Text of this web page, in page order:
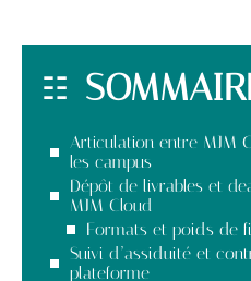
Articulation entre MJM
les campus
Dépôt de livrables et
MJM Cloud
Formats et poids de
Suivi d’assiduité et
plateforme